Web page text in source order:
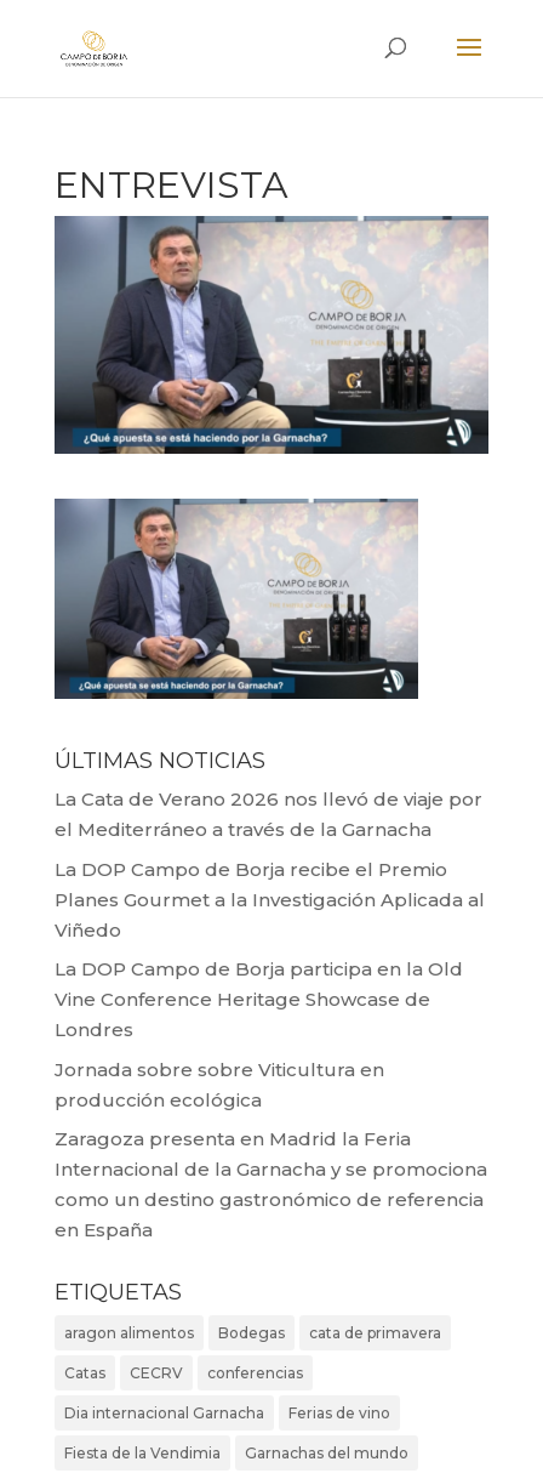
ENTREVISTA
ÚLTIMAS NOTICIAS
La Cata de Verano 2026 nos llevó de viaje por
el Mediterráneo a través de la Garnacha
La DOP Campo de Borja recibe el Premio
Planes Gourmet a la Investigación Aplicada al
Viñedo
La DOP Campo de Borja participa en la Old
Vine Conference Heritage Showcase de
Londres
Jornada sobre sobre Viticultura en
producción ecológica
Zaragoza presenta en Madrid la Feria
Internacional de la Garnacha y se promociona
como un destino gastronómico de referencia
en España
ETIQUETAS
aragon alimentos Bodegas cata de primavera
Catas CECRV conferencias
Dia internacional Garnacha Ferias de vino
Fiesta de la Vendimia Garnachas del mundo